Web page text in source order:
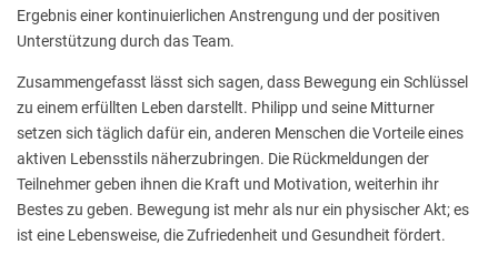
Ergebnis einer kontinuierlichen Anstrengung und der positiven
Unterstützung durch das Team.
Zusammengefasst lässt sich sagen, dass Bewegung ein Schlüssel
zu einem erfüllten Leben darstellt. Philipp und seine Mitturner
setzen sich täglich dafür ein, anderen Menschen die Vorteile eines
aktiven Lebensstils näherzubringen. Die Rückmeldungen der
Teilnehmer geben ihnen die Kraft und Motivation, weiterhin ihr
Bestes zu geben. Bewegung ist mehr als nur ein physischer Akt; es
ist eine Lebensweise, die Zufriedenheit und Gesundheit fördert.